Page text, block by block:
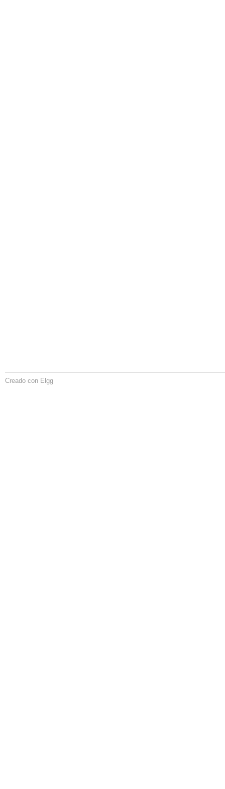
Creado con Elgg